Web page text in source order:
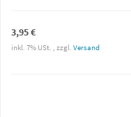
3,95 €
inkl. 7% USt. , zzgl. Versand